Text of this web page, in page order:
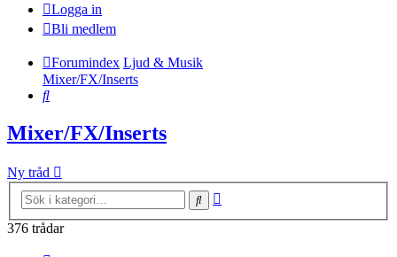
Logga in
Bli medlem
Forumindex Ljud & Musik
Mixer/FX/Inserts
Sök
Mixer/FX/Inserts
Ny tråd
Sök
376 trådar